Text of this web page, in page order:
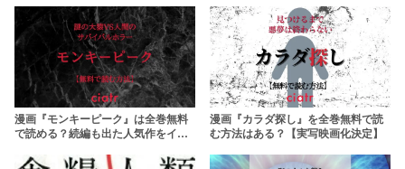
漫画『モンキーピーク』は全巻無料
で読める？続編も出た人気作をイッ
漫画『カラダ探し』を全巻無料で読
む方法はある？【実写映画化決定】